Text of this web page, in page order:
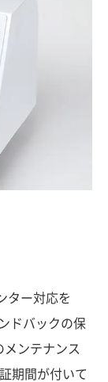
ター対応を
ドバックの保
メンテナンス
期間が付いて